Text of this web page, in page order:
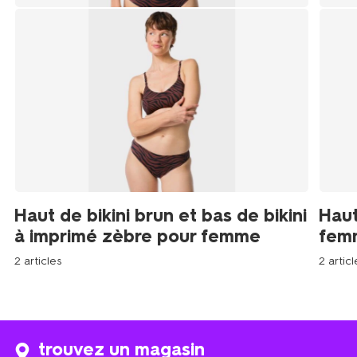
Haut de bikini brun et bas de bikini
à imprimé zèbre pour femme
2 articles 2
trouvez un magasin